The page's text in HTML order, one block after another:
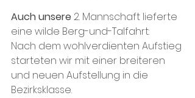
Auch unsere 2. Mannschaft lieferte
eine wilde Berg-und-Talfahrt:
Nach dem wohlverdienten Aufstieg
starteten wir mit einer breiteren
und neuen Aufstellung in die
Bezirksklasse.